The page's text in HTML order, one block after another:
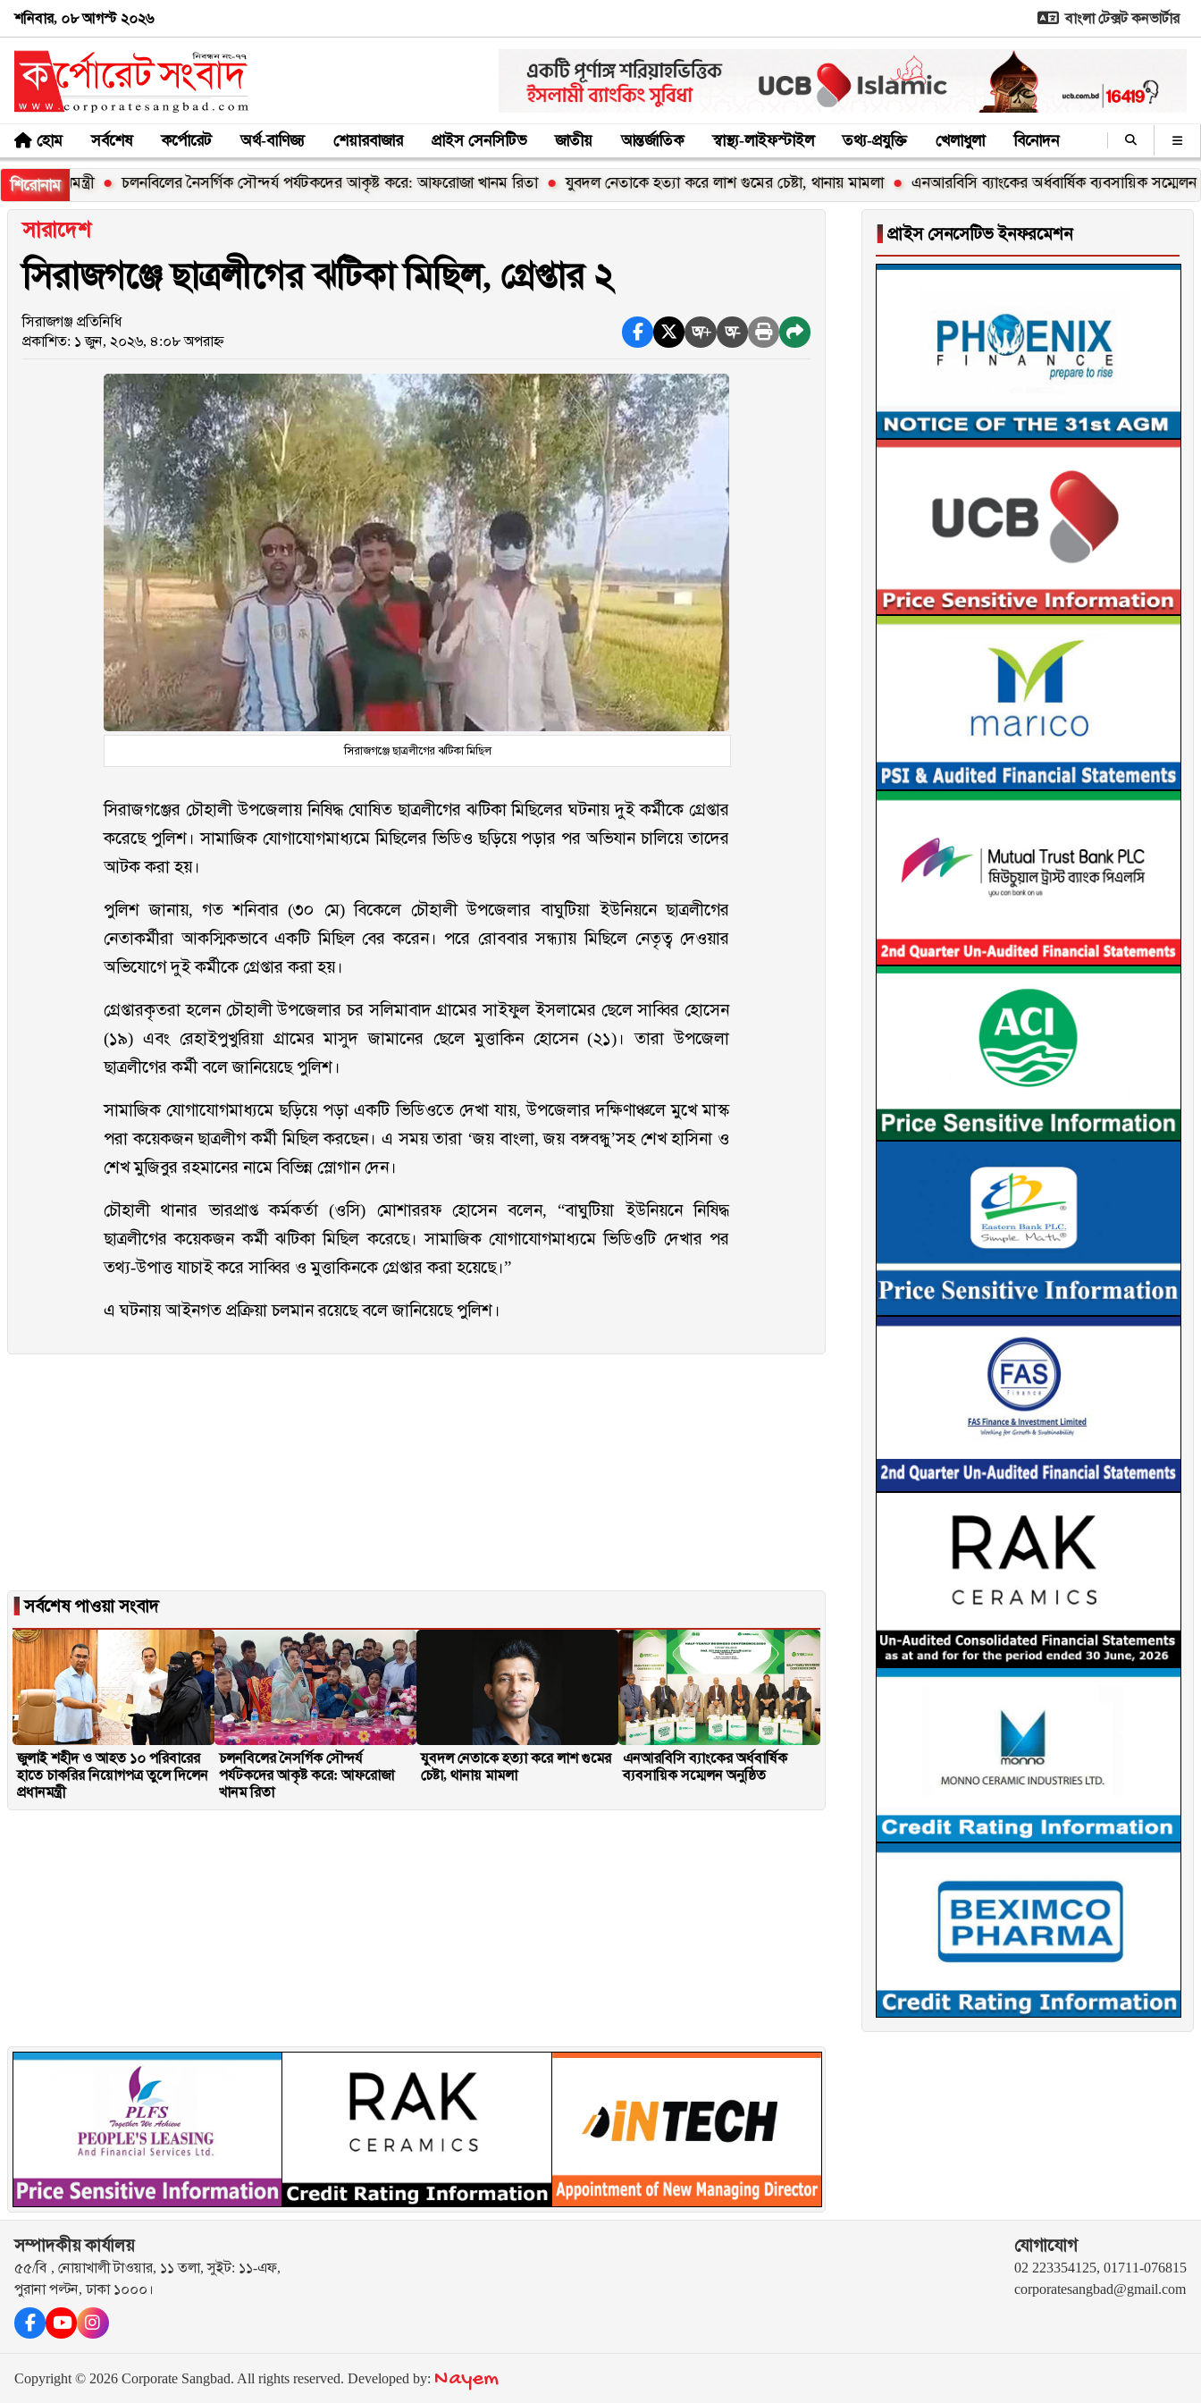
শনিবার, ০৮ আগস্ট ২০২৬ বাংলা টেক্সট কনভার্টার
হোম সর্বশেষ কর্পোরেট অর্থ-বাণিজ্য শেয়ারবাজার প্রাইস সেনসিটিভ জাতীয় আন্তর্জাতিক স্বাস্থ্য-লাইফস্টাইল তথ্য-প্রযুক্তি খেলাধুলা বিনোদন
শিরোনাম চলনবিলের নৈসর্গিক সৌন্দর্য পর্যটকদের আকৃষ্ট করে: আফরোজা খানম রিতা যুবদল নেতাকে হত্যা করে লাশ গুমের চেষ্টা, থানায় মামলা এনআরবিসি ব্যাংকের অর্ধবার্ষিক ব্যবসায়িক সম্মেলন অনুষ্ঠিত
সারাদেশ
সিরাজগঞ্জে ছাত্রলীগের ঝটিকা মিছিল, গ্রেপ্তার ২
সিরাজগঞ্জ প্রতিনিধি
প্রকাশিত: ১ জুন, ২০২৬, ৪:০৮ অপরাহ্ন
অ+ অ-
সিরাজগঞ্জে ছাত্রলীগের ঝটিকা মিছিল
সিরাজগঞ্জের চৌহালী উপজেলায় নিষিদ্ধ ঘোষিত ছাত্রলীগের ঝটিকা মিছিলের ঘটনায় দুই কর্মীকে গ্রেপ্তার
করেছে পুলিশ। সামাজিক যোগাযোগমাধ্যমে মিছিলের ভিডিও ছড়িয়ে পড়ার পর অভিযান চালিয়ে তাদের
আটক করা হয়।
পুলিশ জানায়, গত শনিবার (৩০ মে) বিকেলে চৌহালী উপজেলার বাঘুটিয়া ইউনিয়নে ছাত্রলীগের
নেতাকর্মীরা আকস্মিকভাবে একটি মিছিল বের করেন। পরে রোববার সন্ধ্যায় মিছিলে নেতৃত্ব দেওয়ার
অভিযোগে দুই কর্মীকে গ্রেপ্তার করা হয়।
গ্রেপ্তারকৃতরা হলেন চৌহালী উপজেলার চর সলিমাবাদ গ্রামের সাইফুল ইসলামের ছেলে সাব্বির হোসেন
(১৯) এবং রেহাইপুখুরিয়া গ্রামের মাসুদ জামানের ছেলে মুত্তাকিন হোসেন (২১)। তারা উপজেলা
ছাত্রলীগের কর্মী বলে জানিয়েছে পুলিশ।
সামাজিক যোগাযোগমাধ্যমে ছড়িয়ে পড়া একটি ভিডিওতে দেখা যায়, উপজেলার দক্ষিণাঞ্চলে মুখে মাস্ক
পরা কয়েকজন ছাত্রলীগ কর্মী মিছিল করছেন। এ সময় তারা ‘জয় বাংলা, জয় বঙ্গবন্ধু’সহ শেখ হাসিনা ও
শেখ মুজিবুর রহমানের নামে বিভিন্ন স্লোগান দেন।
চৌহালী থানার ভারপ্রাপ্ত কর্মকর্তা (ওসি) মোশাররফ হোসেন বলেন, “বাঘুটিয়া ইউনিয়নে নিষিদ্ধ
ছাত্রলীগের কয়েকজন কর্মী ঝটিকা মিছিল করেছে। সামাজিক যোগাযোগমাধ্যমে ভিডিওটি দেখার পর
তথ্য-উপাত্ত যাচাই করে সাব্বির ও মুত্তাকিনকে গ্রেপ্তার করা হয়েছে।”
এ ঘটনায় আইনগত প্রক্রিয়া চলমান রয়েছে বলে জানিয়েছে পুলিশ।
▐সর্বশেষ পাওয়া সংবাদ
জুলাই শহীদ ও আহত ১০ পরিবারের
হাতে চাকরির নিয়োগপত্র তুলে দিলেন
প্রধানমন্ত্রী
চলনবিলের নৈসর্গিক সৌন্দর্য
পর্যটকদের আকৃষ্ট করে: আফরোজা
খানম রিতা
যুবদল নেতাকে হত্যা করে লাশ গুমের
চেষ্টা, থানায় মামলা
এনআরবিসি ব্যাংকের অর্ধবার্ষিক
ব্যবসায়িক সম্মেলন অনুষ্ঠিত
▐ প্রাইস সেনসেটিভ ইনফরমেশন
সম্পাদকীয় কার্যালয়
৫৫/বি , নোয়াখালী টাওয়ার, ১১ তলা, সুইট: ১১-এফ,
পুরানা পল্টন, ঢাকা ১০০০।
যোগাযোগ
02 223354125, 01711-076815
corporatesangbad@gmail.com
Copyright © 2026 Corporate Sangbad. All rights reserved. Developed by: Nayem